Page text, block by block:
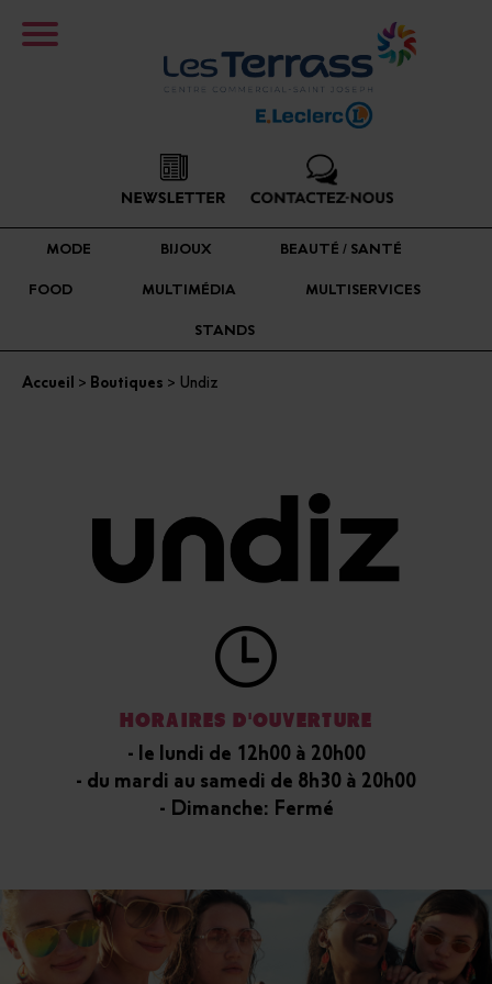
MODE BIJOUX BEAUTÉ / SANTÉ
FOOD MULTIMÉDIA MULTISERVICES
STANDS
Accueil > Boutiques > Undiz
HORAIRES D'OUVERTURE
- le lundi de 12h00 à 20h00
- du mardi au samedi de 8h30 à 20h00
- Dimanche: Fermé